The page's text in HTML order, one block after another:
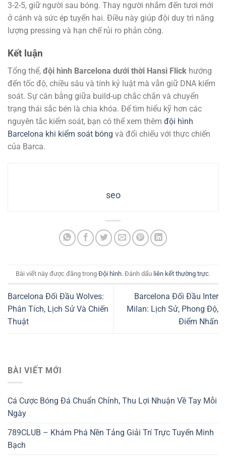
3-2-5, giữ người sau bóng. Thay người nhắm đến tươi mới
ở cánh và sức ép tuyến hai. Điều này giúp đội duy trì năng
lượng pressing và hạn chế rủi ro phản công.
Kết luận
Tổng thể, đội hình Barcelona dưới thời Hansi Flick hướng
đến tốc độ, chiều sâu và tính kỷ luật mà vẫn giữ DNA kiểm
soát. Sự cân bằng giữa build-up chắc chắn và chuyển
trạng thái sắc bén là chìa khóa. Để tìm hiểu kỹ hơn các
nguyên tắc kiểm soát, bạn có thể xem thêm đội hình
Barcelona khi kiểm soát bóng và đối chiếu với thực chiến
của Barca.
seo
Bài viết này được đăng trong Đội hình. Đánh dấu liên kết thường trực.
Barcelona Đối Đầu Wolves:
Phân Tích, Lịch Sử Và Chiến
Thuật
Barcelona Đối Đầu Inter
Milan: Lịch Sử, Phong Độ,
Điểm Nhấn
BÀI VIẾT MỚI
Cá Cược Bóng Đá Chuẩn Chỉnh, Thu Lợi Nhuận Về Tay Mỗi
Ngày
789CLUB – Khám Phá Nền Tảng Giải Trí Trực Tuyến Minh
Bạch